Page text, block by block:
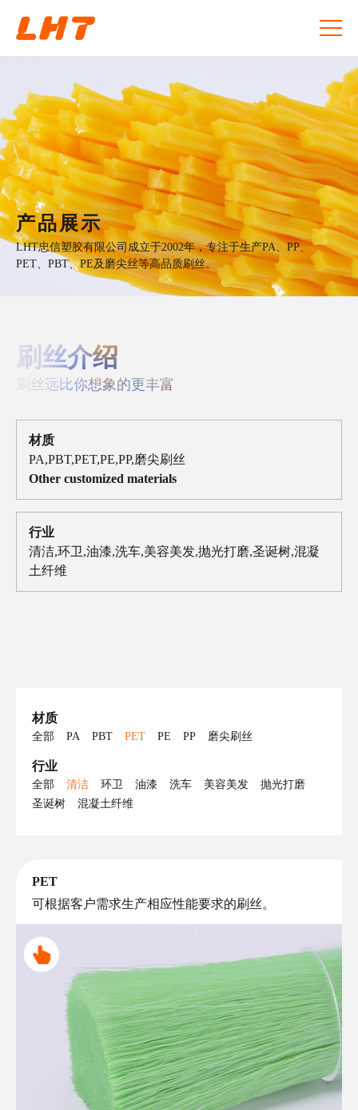
产品展示
LHT忠信塑胶有限公司成立于2002年，专注于生产PA、PP、
PET、PBT、PE及磨尖丝等高品质刷丝。
刷丝介绍
刷丝远比你想象的更丰富
材质
PA,PBT,PET,PE,PP,磨尖刷丝
Other customized materials
行业
清洁,环卫,油漆,洗车,美容美发,抛光打磨,圣诞树,混凝
土纤维
材质
全部 PA PBT PET PE PP 磨尖刷丝
行业
全部 清洁 环卫 油漆 洗车 美容美发
抛光打磨
圣诞树
混凝土纤维
PET
可根据客户需求生产相应性能要求的刷丝。